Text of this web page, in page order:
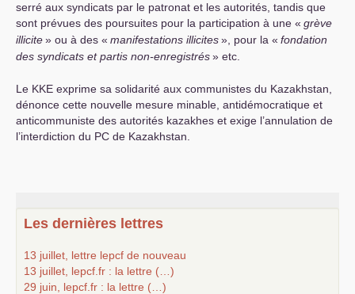
serré aux syndicats par le patronat et les autorités, tandis que
sont prévues des poursuites pour la participation à une « grève
illicite» ou à des « manifestations illicites», pour la « fondation
des syndicats et partis non-enregistrés» etc.
Le KKE exprime sa solidarité aux communistes du Kazakhstan,
dénonce cette nouvelle mesure minable, antidémocratique et
anticommuniste des autorités kazakhes et exige l’annulation de
l’interdiction du PC de Kazakhstan.
Les dernières lettres
13 juillet, lettre lepcf de nouveau
13 juillet, lepcf.fr : la lettre (…)
29 juin, lepcf.fr : la lettre (…)